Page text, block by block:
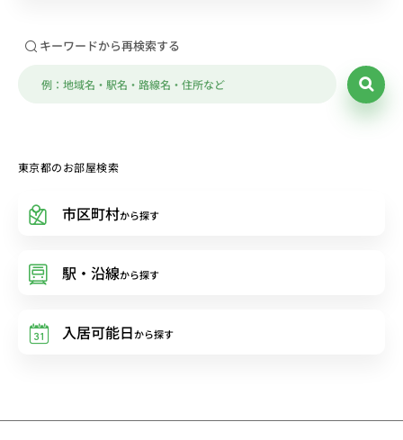
キーワードから再検索する
東京都のお部屋検索
市区町村から探す
駅・沿線から探す
入居可能日から探す